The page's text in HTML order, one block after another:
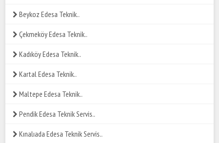
Beykoz Edesa Teknik..
Çekmeköy Edesa Teknik..
Kadıköy Edesa Teknik..
Kartal Edesa Teknik..
Maltepe Edesa Teknik..
Pendik Edesa Teknik Servis..
Kınalıada Edesa Teknik Servis..